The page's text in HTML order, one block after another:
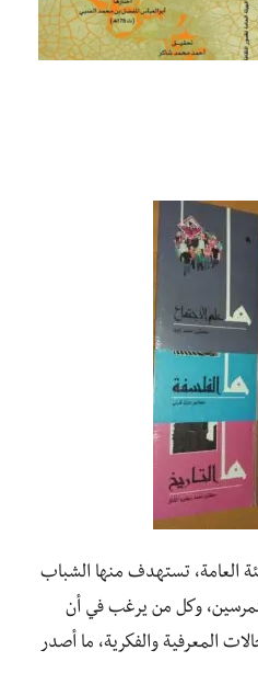
العامة، تستهدف منها الشباب
وكل من يرغب في أن
المعرفية والفكرية، ما أصدر